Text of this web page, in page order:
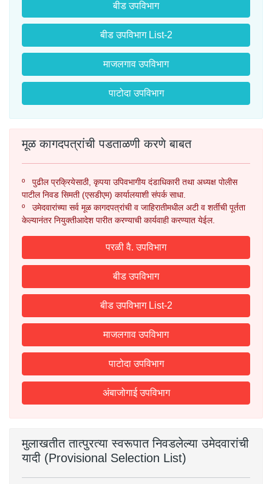
बीड उपविभाग
बीड उपविभाग List-2
माजलगाव उपविभाग
पाटोदा उपविभाग
मूळ कागदपत्रांची पडताळणी करणे बाबत
º पुढील प्रक्रियेसाठी, कृपया उपिवभागीय दंडाधिकारी तथा अध्यक्ष पोलीस
पाटील निवड सिमती (एसडीएम) कार्यालयाशी संपर्क साधा.
º उमेदवारांच्या सर्व मूळ कागदपत्रांची व जाहिरातीमधील अटी व शर्तीची पूर्तता
केल्यानंतर नियुक्तीआदेश पारीत करण्याची कार्यवाही करण्यात येईल.
परळी वै. उपविभाग
बीड उपविभाग
बीड उपविभाग List-2
माजलगाव उपविभाग
पाटोदा उपविभाग
अंबाजोगाई उपविभाग
मुलाखतीत तात्पुरत्या स्वरूपात निवडलेल्या उमेदवारांची
यादी (Provisional Selection List)